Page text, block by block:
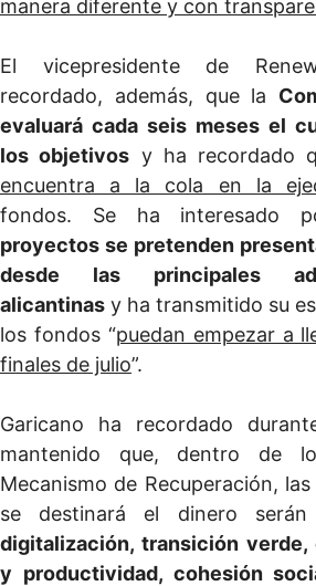
manera diferente y con
El vicepresidente de
recordado, además, que la
evaluará cada seis meses el
los objetivos y ha recordado
encuentra a la cola en la
fondos. Se ha interesado
proyectos se pretenden
desde las principales
alicantinas y ha transmitido su
los fondos “puedan empezar a
finales de julio”.
Garicano ha recordado
mantenido que, dentro de
Mecanismo de Recuperación,
se destinará el dinero
digitalización, transición
y productividad, cohesión